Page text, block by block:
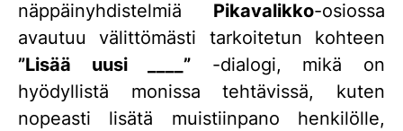
näppäinyhdistelmiä Pikavalikko-osiossa
avautuu välittömästi tarkoitetun kohteen
”Lisää uusi ____” -dialogi, mikä on
hyödyllistä monissa tehtävissä, kuten
nopeasti lisätä muistiinpano henkilölle,